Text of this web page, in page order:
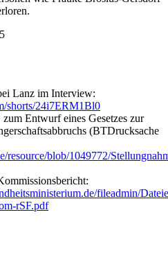
Lanz im Interview:
shorts/24i7ERM1Bl0
Entwurf eines Gesetzes zur
(BTDrucksache
resource/blob/1049772/
fileadmin/
rSF.pdf